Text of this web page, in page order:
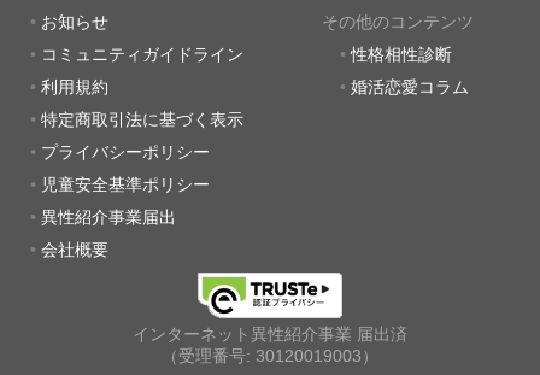
お知らせ
コミュニティガイドライン
利用規約
特定商取引法に基づく表示
プライバシーポリシー
児童安全基準ポリシー
異性紹介事業届出
会社概要
その他のコンテンツ
性格相性診断
婚活恋愛コラム
インターネット異性紹介事業 届出済
（受理番号: 30120019003）